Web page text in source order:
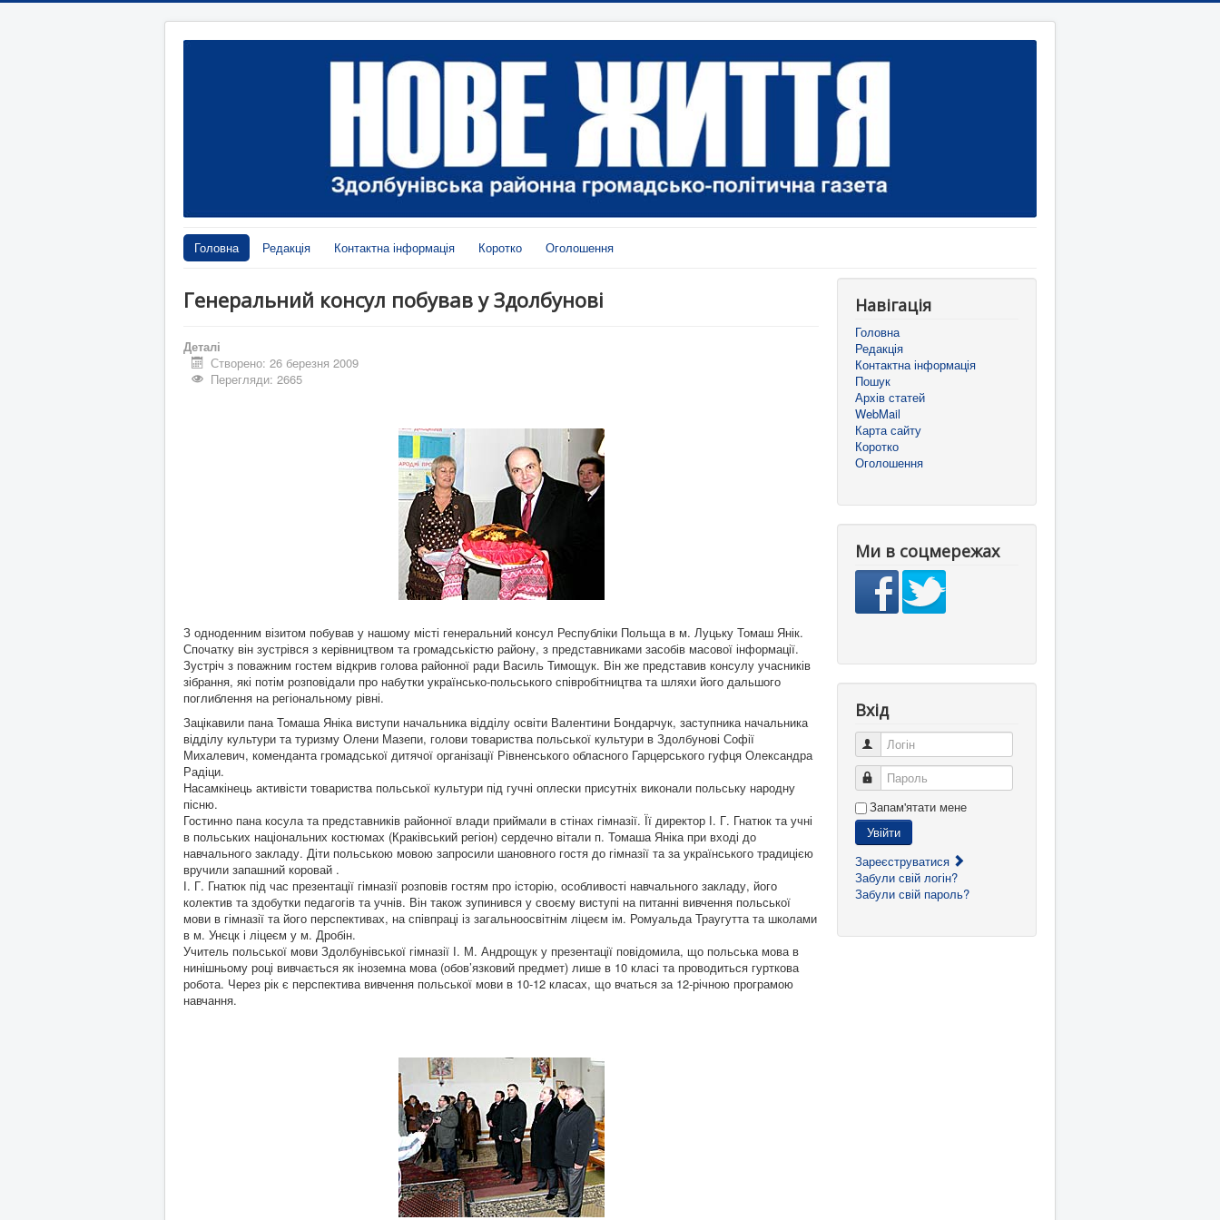
Головна Редакція Контактна інформація Коротко Оголошення
Генеральний консул побував у Здолбунові
Деталі
Створено: 26 березня 2009
Перегляди: 2665
З одноденним візитом побував у нашому місті генеральний консул Республіки Польща в м. Луцьку Томаш Янік.
Спочатку він зустрівся з керівництвом та громадськістю району, з представниками засобів масової інформації.
Зустріч з поважним гостем відкрив голова районної ради Василь Тимощук. Він же представив консулу учасників
зібрання, які потім розповідали про набутки українсько-польського співробітництва та шляхи його дальшого
поглиблення на регіональному рівні.
Зацікавили пана Томаша Яніка виступи начальника відділу освіти Валентини Бондарчук, заступника начальника
відділу культури та туризму Олени Мазепи, голови товариства польської культури в Здолбунові Софії
Михалевич, коменданта громадської дитячої організації Рівненського обласного Гарцерського гуфця Олександра
Радіци.
Насамкінець активісти товариства польської культури під гучні оплески присутніх виконали польську народну
пісню.
Гостинно пана косула та представників районної влади приймали в стінах гімназії. Її директор І. Г. Гнатюк та учні
в польських національних костюмах (Краківський регіон) сердечно вітали п. Томаша Яніка при вході до
навчального закладу. Діти польською мовою запросили шановного гостя до гімназії та за українського традицією
вручили запашний коровай .
І. Г. Гнатюк під час презентації гімназії розповів гостям про історію, особливості навчального закладу, його
колектив та здобутки педагогів та учнів. Він також зупинився у своєму виступі на питанні вивчення польської
мови в гімназії та його перспективах, на співпраці із загальноосвітнім ліцеєм ім. Ромуальда Траугутта та школами
в м. Унєцк і ліцеєм у м. Дробін.
Учитель польської мови Здолбунівської гімназії І. М. Андрощук у презентації повідомила, що польська мова в
нинішньому році вивчається як іноземна мова (обов’язковий предмет) лише в 10 класі та проводиться гурткова
робота. Через рік є перспектива вивчення польської мови в 10-12 класах, що вчаться за 12-річною програмою
навчання.
Навігація
Головна
Редакція
Контактна інформація
Пошук
Архів статей
WebMail
Карта сайту
Коротко
Оголошення
Ми в соцмережах
Вхід
Логін
Пароль
Запам'ятати мене
Увійти
Зареєструватися
Забули свій логін?
Забули свій пароль?